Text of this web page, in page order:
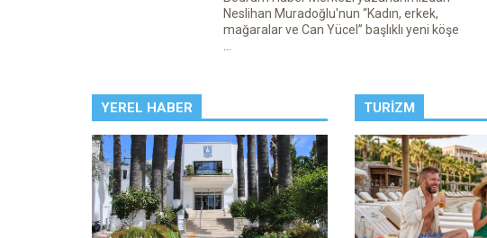
Neslihan Muradoğlu'nun “Kadın, erkek,
mağaralar ve Can Yücel” başlıklı yeni köşe
YEREL HABER TURIZM